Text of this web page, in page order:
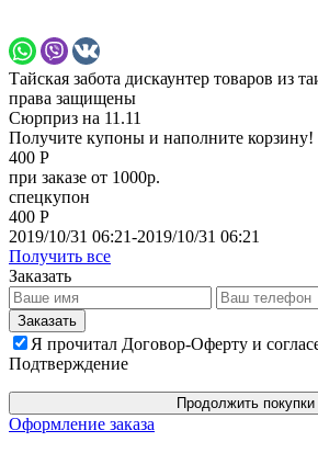
Тайская забота дискаунтер товаров из
права защищены
Сюрприз на 11.11
Получите купоны и наполните корзину!
400 Р
при заказе от 1000р.
спецкупон
400 Р
2019/10/31 06:21-2019/10/31 06:21
Получить все
Заказать
Я прочитал Договор-Оферту и
Подтверждение
Продолжить покупки
Оформление заказа